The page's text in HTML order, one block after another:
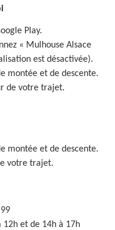
Play.
« Mulhouse Alsace
est désactivée).
montée et de descente.
de votre trajet.
montée et de descente.
votre trajet.
12h et de 14h à 17h